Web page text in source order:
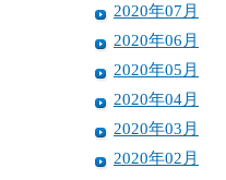
2020年07月
2020年06月
2020年05月
2020年04月
2020年03月
2020年02月